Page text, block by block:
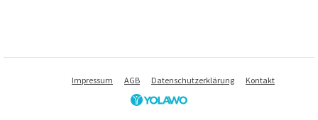
Impressum AGB Datenschutzerklärung Kontakt